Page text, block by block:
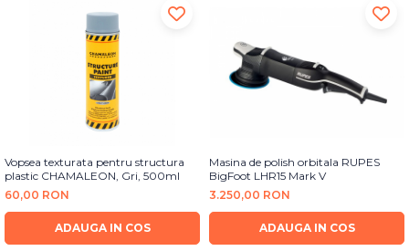
Vopsea texturata pentru structura
plastic CHAMALEON, Gri, 500ml
60,00 RON
ADAUGA IN COS
Masina de polish orbitala RUPES
BigFoot LHR15 Mark V
3.250,00 RON
ADAUGA IN COS